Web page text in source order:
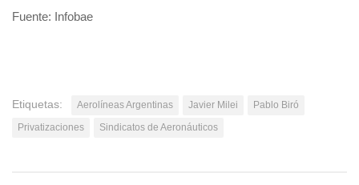
Fuente: Infobae
Etiquetas: Aerolíneas Argentinas Javier Milei
Pablo Biró
Privatizaciones
Sindicatos de Aeronáuticos